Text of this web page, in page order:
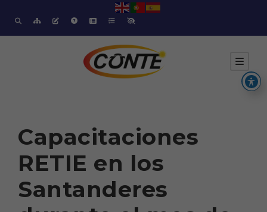
Capacitaciones
RETIE en los
Santanderes